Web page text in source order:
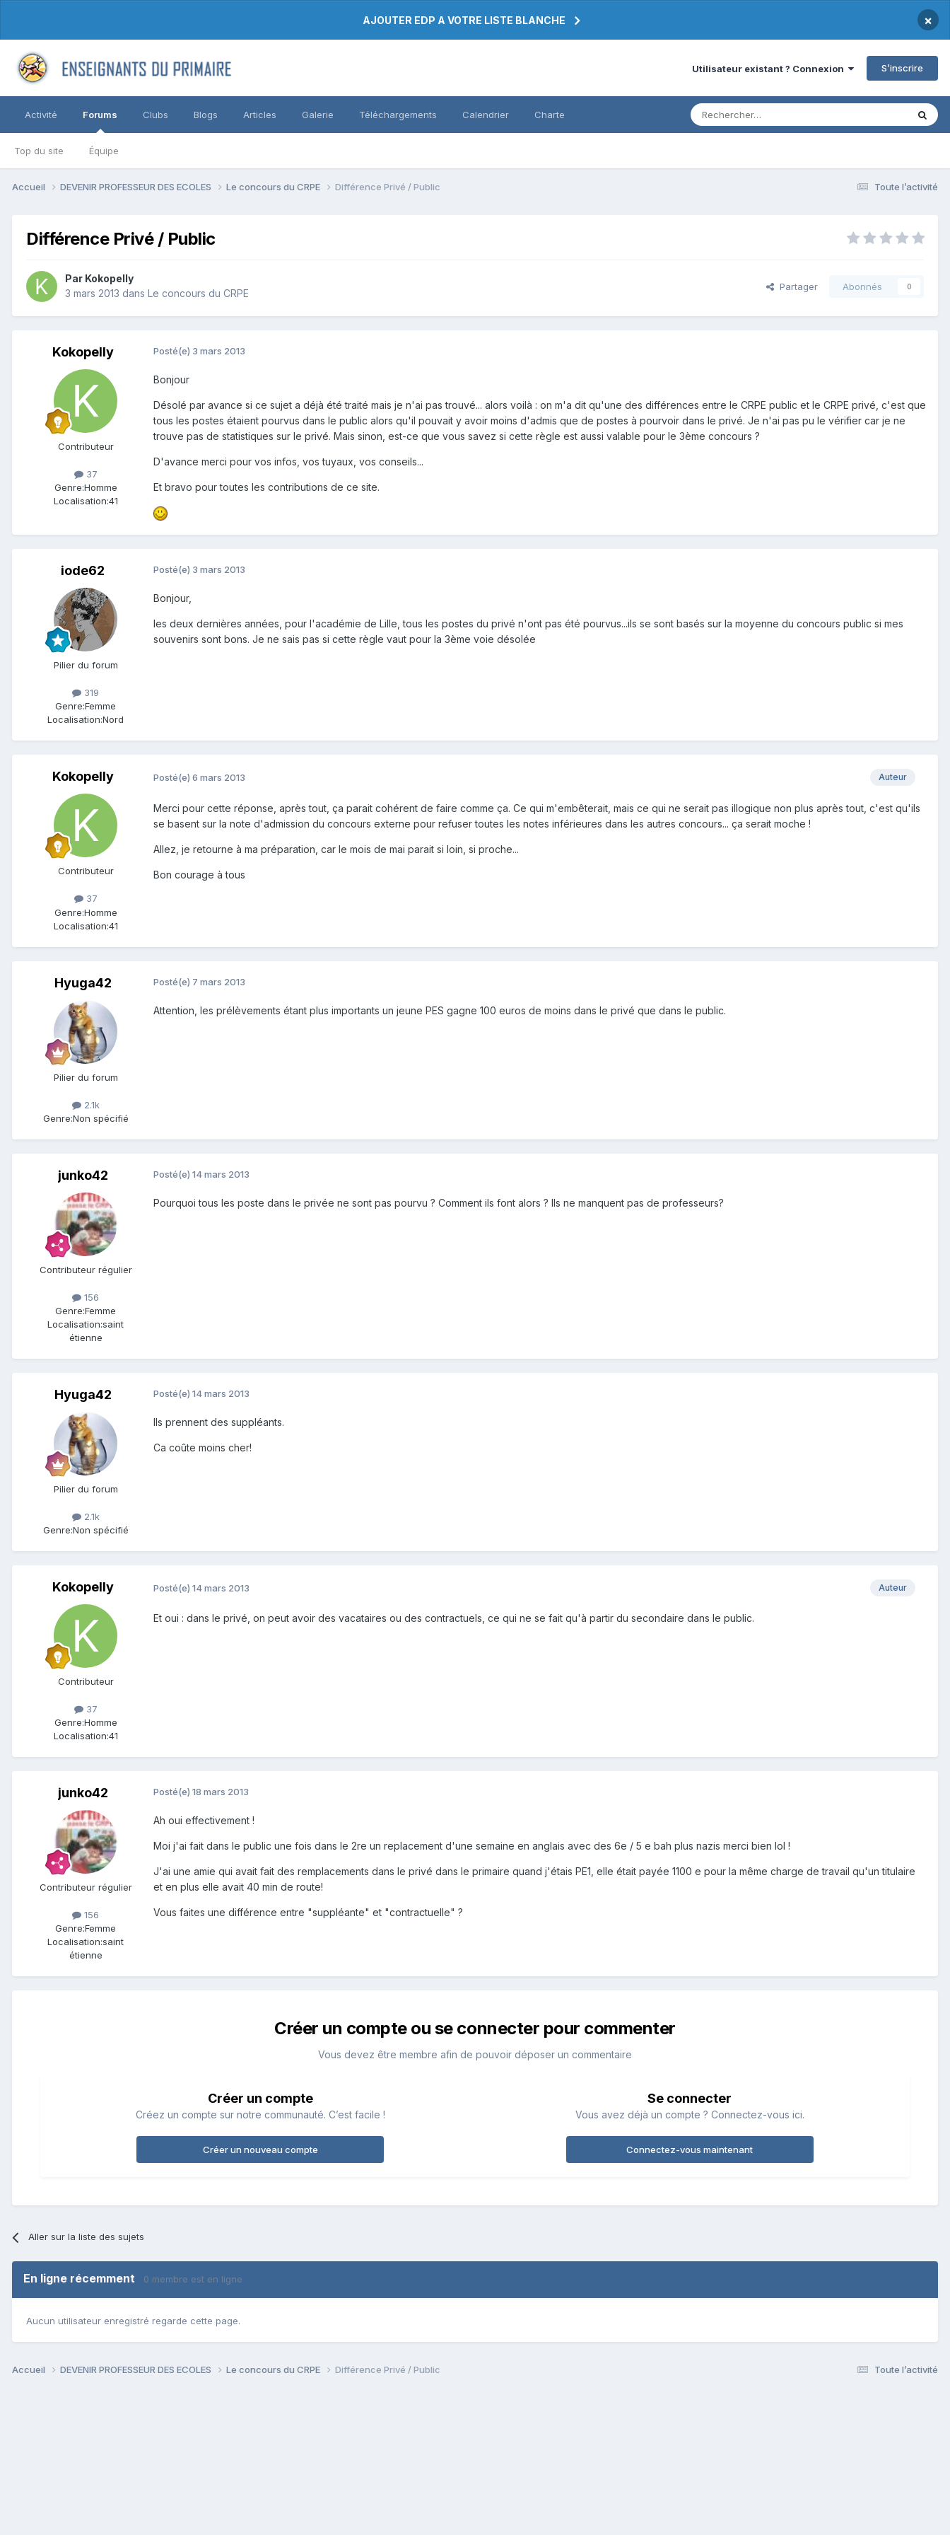
AJOUTER EDP A VOTRE LISTE BLANCHE ×
Utilisateur existant ? Connexion S’inscrire
Activité Forums
Top du site Équipe
Clubs Blogs Articles Galerie Téléchargements Calendrier Charte
Toute l’activité
Accueil DEVENIR PROFESSEUR DES ECOLES Le concours du CRPE Différence Privé / Public
Différence Privé / Public
Par Kokopelly
3 mars 2013 dans Le concours du CRPE
Partager Abonnés 0
Kokopelly
Contributeur
37
Genre:Homme
Localisation:41
Posté(e) 3 mars 2013
Bonjour
Désolé par avance si ce sujet a déjà été traité mais je n'ai pas trouvé... alors voilà : on m'a dit qu'une des différences entre le CRPE public et le CRPE privé, c'est que
tous les postes étaient pourvus dans le public alors qu'il pouvait y avoir moins d'admis que de postes à pourvoir dans le privé. Je n'ai pas pu le vérifier car je ne
trouve pas de statistiques sur le privé. Mais sinon, est-ce que vous savez si cette règle est aussi valable pour le 3ème concours ?
D'avance merci pour vos infos, vos tuyaux, vos conseils...
Et bravo pour toutes les contributions de ce site.
iode62
Pilier du forum
319
Genre:Femme
Localisation:Nord
Posté(e) 3 mars 2013
Bonjour,
les deux dernières années, pour l'académie de Lille, tous les postes du privé n'ont pas été pourvus...ils se sont basés sur la moyenne du concours public si mes
souvenirs sont bons. Je ne sais pas si cette règle vaut pour la 3ème voie désolée
Kokopelly
Contributeur
37
Genre:Homme
Localisation:41
Auteur
Posté(e) 6 mars 2013
Merci pour cette réponse, après tout, ça parait cohérent de faire comme ça. Ce qui m'embêterait, mais ce qui ne serait pas illogique non plus après tout, c'est qu'ils
se basent sur la note d'admission du concours externe pour refuser toutes les notes inférieures dans les autres concours... ça serait moche !
Allez, je retourne à ma préparation, car le mois de mai parait si loin, si proche...
Bon courage à tous
Hyuga42
Pilier du forum
2.1k
Genre:Non spécifié
Posté(e) 7 mars 2013
Attention, les prélèvements étant plus importants un jeune PES gagne 100 euros de moins dans le privé que dans le public.
junko42
Contributeur régulier
156
Genre:Femme
Localisation:saint
étienne
Posté(e) 14 mars 2013
Pourquoi tous les poste dans le privée ne sont pas pourvu ? Comment ils font alors ? Ils ne manquent pas de professeurs?
Hyuga42
Pilier du forum
2.1k
Genre:Non spécifié
Posté(e) 14 mars 2013
Ils prennent des suppléants.
Ca coûte moins cher!
Kokopelly
Contributeur
37
Genre:Homme
Localisation:41
Auteur
Posté(e) 14 mars 2013
Et oui : dans le privé, on peut avoir des vacataires ou des contractuels, ce qui ne se fait qu'à partir du secondaire dans le public.
junko42
Contributeur régulier
156
Genre:Femme
Localisation:saint
étienne
Posté(e) 18 mars 2013
Ah oui effectivement !
Moi j'ai fait dans le public une fois dans le 2re un replacement d'une semaine en anglais avec des 6e / 5 e bah plus nazis merci bien lol !
J'ai une amie qui avait fait des remplacements dans le privé dans le primaire quand j'étais PE1, elle était payée 1100 e pour la même charge de travail qu'un titulaire
et en plus elle avait 40 min de route!
Vous faites une différence entre "suppléante" et "contractuelle" ?
Créer un compte ou se connecter pour commenter
Vous devez être membre afin de pouvoir déposer un commentaire
Créer un compte
Créez un compte sur notre communauté. C’est facile !
Créer un nouveau compte
Se connecter
Vous avez déjà un compte ? Connectez-vous ici.
Connectez-vous maintenant
Aller sur la liste des sujets
En ligne récemment 0 membre est en ligne
Aucun utilisateur enregistré regarde cette page.
Toute l’activité
Accueil DEVENIR PROFESSEUR DES ECOLES Le concours du CRPE Différence Privé / Public